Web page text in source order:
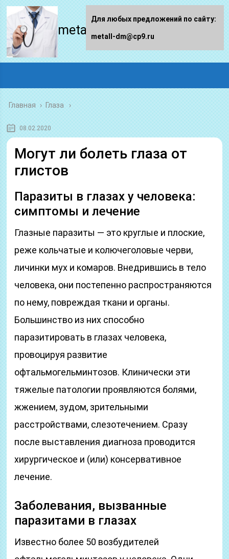
metall-dm.ru
Главная › Глаза
08.02.2020
Могут ли болеть глаза от
глистов
Паразиты в глазах у человека:
симптомы и лечение
Глазные паразиты — это круглые и плоские,
реже кольчатые и колючеголовые черви,
личинки мух и комаров. Внедрившись в тело
человека, они постепенно распространяются
по нему, повреждая ткани и органы.
Большинство из них способно
паразитировать в глазах человека,
провоцируя развитие
офтальмогельминтозов. Клинически эти
тяжелые патологии проявляются болями,
жжением, зудом, зрительными
расстройствами, слезотечением. Сразу
после выставления диагноза проводится
хирургическое и (или) консервативное
лечение.
Заболевания, вызванные
паразитами в глазах
Известно более 50 возбудителей
Для любых предложений по сайту:
metall-dm@cp9.ru